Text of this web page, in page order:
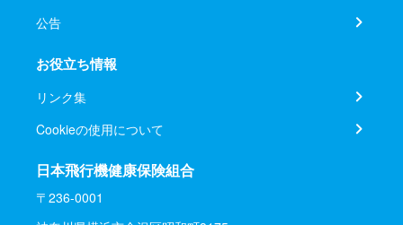
公告
お役立ち情報
リンク集
Cookieの使用について
日本飛行機健康保険組合
〒236-0001